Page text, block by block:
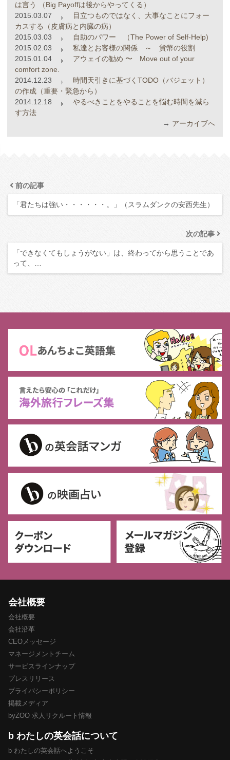
は言う （Big Payoffは後からやってくる）
2015.03.07
目立つものではなく、大事なことにフォー
カスする（皮膚病と内臓の病）
2015.03.03
自助のパワー （The Power of Self-Help)
2015.02.03
私達とお客様の関係 ～ 貨幣の役割
2015.01.04
アウェイの勧め 〜 Move out of your
comfort zone.
2014.12.23
時間天引きに基づくTODO（バジェット）
の作成（重要・緊急から）
2014.12.18
やるべきことをやることを悩む時間を減ら
す方法
→ アーカイブへ
前の記事
「君たちは強い・・・・・・。」（スラムダンクの安西先生）
次の記事
「できなくてもしょうがない」は、終わってから思うことであ
って、…
会社概要
会社概要
会社沿革
CEOメッセージ
マネージメントチーム
サービスラインナップ
プレスリリース
プライバシーポリシー
掲載メディア
byZOO 求人リクルート情報
b わたしの英会話について
b わたしの英会話へようこそ